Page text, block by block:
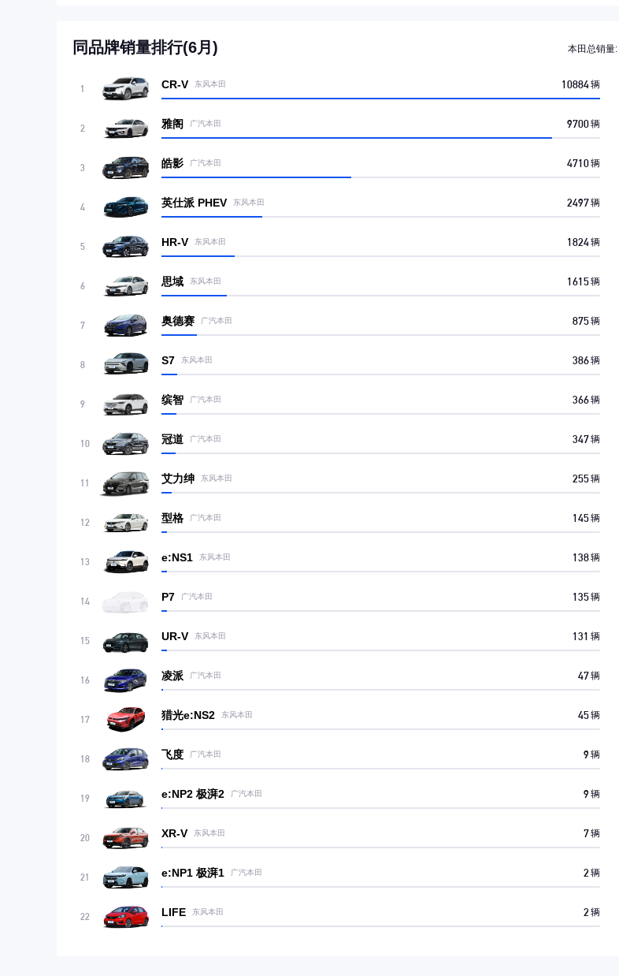
同品牌销量排行(6月) 本田总销量:
1 CR-V 东风本田 10884辆
2 雅阁 广汽本田 9700辆
3 皓影 广汽本田 4710辆
4 英仕派 PHEV 东风本田 2497辆
5 HR-V 东风本田 1824辆
6 思域 东风本田 1615辆
7 奥德赛 广汽本田 875辆
8 S7 东风本田 386辆
9 缤智 广汽本田 366辆
10 冠道 广汽本田 347辆
11 艾力绅 东风本田 255辆
12 型格 广汽本田 145辆
13 e:NS1 东风本田 138辆
14 P7 广汽本田 135辆
15 UR-V 东风本田 131 辆
16 凌派 广汽本田 47辆
17 猎光e:NS2 东风本田 45辆
18 飞度 广汽本田 9 辆
19 e:NP2 极湃2 广汽本田 9 辆
20 XR-V 东风本田 7辆
21 e:NP1 极湃1 广汽本田 2 辆
22 LIFE 东风本田 2 辆